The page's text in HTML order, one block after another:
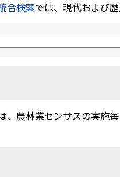
合検索では、現代および
、農林業センサスの実施